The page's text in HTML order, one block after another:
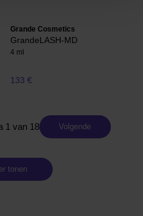
Grande Cosmetics
GrandeLASH-MD
4 ml
133 €
1 van 18 Volgende
tonen